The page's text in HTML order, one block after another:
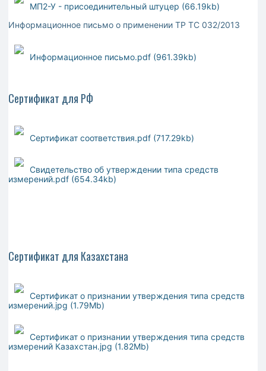
МП2-У - присоединительный штуцер (66.19kb)
Информационное письмо о применении ТР ТС 032/2013
Информационное письмо.pdf (961.39kb)
Сертификат для РФ
Сертификат соответствия.pdf (717.29kb)
Свидетельство об утверждении типа средств
измерений.pdf (654.34kb)
Сертификат для Казахстана
Сертификат о признании утверждения типа средств
измерений.jpg (1.79Mb)
Сертификат о признании утверждения типа средств
измерений Казахстан.jpg (1.82Mb)